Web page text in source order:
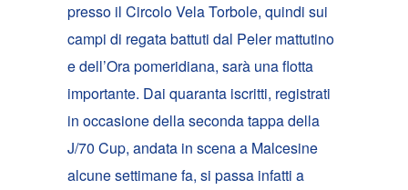
presso il Circolo Vela Torbole, quindi sui
campi di regata battuti dal Peler mattutino
e dell’Ora pomeridiana, sarà una flotta
importante. Dai quaranta iscritti, registrati
in occasione della seconda tappa della
J/70 Cup, andata in scena a Malcesine
alcune settimane fa, si passa infatti a